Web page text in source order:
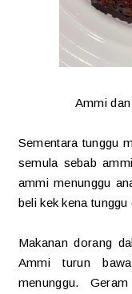
Ammi
Sementara tunggu
semula sebab
ammi menunggu
beli kek kena
Makanan dorang
Ammi turun
menunggu. Geram